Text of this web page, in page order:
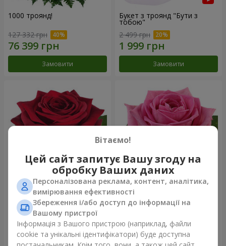
1000 троянд!
127 332 грн
Замовити
Букет з троянд "Бути з
тобою"
2 499 грн
Замовити
Червона троянда
(поштучно)
Замовити
Рожева троянда (поштучно)
Замовити
Вітаємо!
Цей сайт запитує Вашу згоду на
обробку Ваших даних
Персоналізована реклама, контент, аналітика,
вимірювання ефективності
Збереження і/або доступ до інформації на
Вашому пристрої
Інформація з Вашого пристрою (наприклад, файли
cookie та унікальні ідентифікатори) буде доступна